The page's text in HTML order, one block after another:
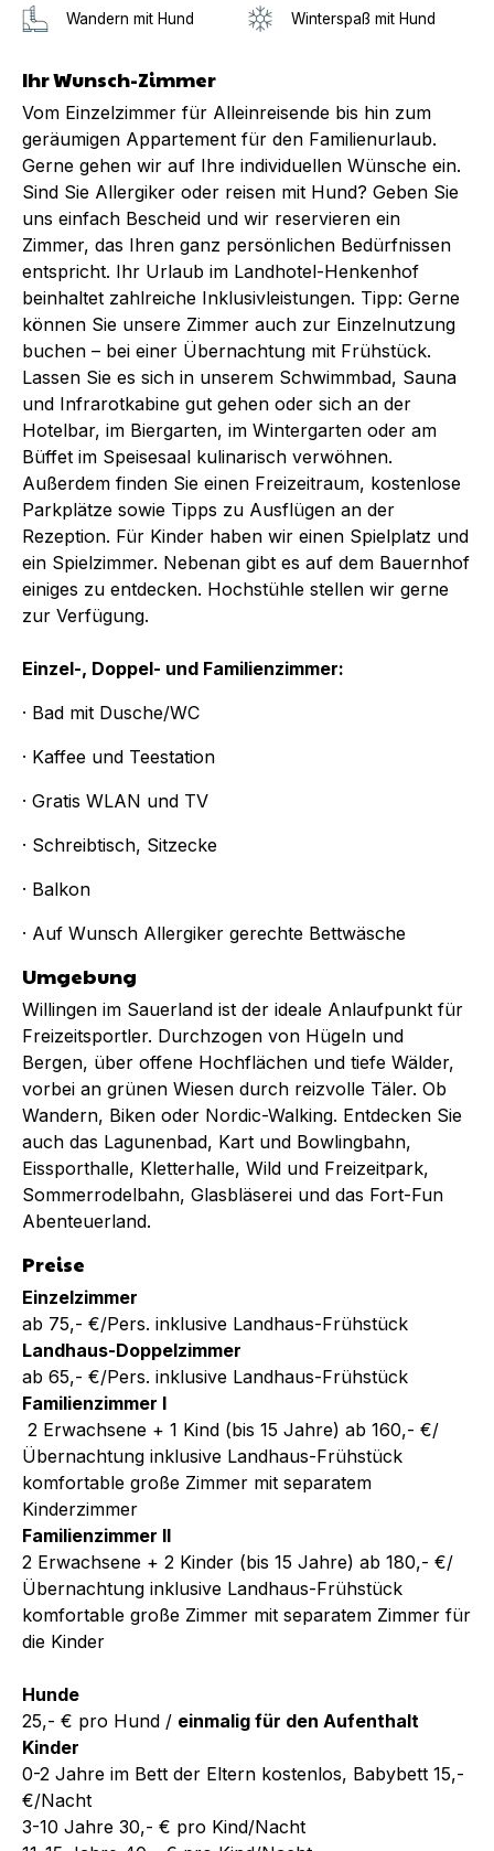
Wandern mit Hund Winterspaß mit Hund
Ihr Wunsch-Zimmer
Vom Einzelzimmer für Alleinreisende bis hin zum
geräumigen Appartement für den Familienurlaub.
Gerne gehen wir auf Ihre individuellen Wünsche ein.
Sind Sie Allergiker oder reisen mit Hund? Geben Sie
uns einfach Bescheid und wir reservieren ein
Zimmer, das Ihren ganz persönlichen Bedürfnissen
entspricht. Ihr Urlaub im Landhotel-Henkenhof
beinhaltet zahlreiche Inklusivleistungen. Tipp: Gerne
können Sie unsere Zimmer auch zur Einzelnutzung
buchen – bei einer Übernachtung mit Frühstück.
Lassen Sie es sich in unserem Schwimmbad, Sauna
und Infrarotkabine gut gehen oder sich an der
Hotelbar, im Biergarten, im Wintergarten oder am
Büffet im Speisesaal kulinarisch verwöhnen.
Außerdem finden Sie einen Freizeitraum, kostenlose
Parkplätze sowie Tipps zu Ausflügen an der
Rezeption. Für Kinder haben wir einen Spielplatz und
ein Spielzimmer. Nebenan gibt es auf dem Bauernhof
einiges zu entdecken. Hochstühle stellen wir gerne
zur Verfügung.
Einzel-, Doppel- und Familienzimmer:
· Bad mit Dusche/WC
· Kaffee und Teestation
· Gratis WLAN und TV
· Schreibtisch, Sitzecke
· Balkon
· Auf Wunsch Allergiker gerechte Bettwäsche
Umgebung
Willingen im Sauerland ist der ideale Anlaufpunkt für
Freizeitsportler. Durchzogen von Hügeln und
Bergen, über offene Hochflächen und tiefe Wälder,
vorbei an grünen Wiesen durch reizvolle Täler. Ob
Wandern, Biken oder Nordic-Walking. Entdecken Sie
auch das Lagunenbad, Kart und Bowlingbahn,
Eissporthalle, Kletterhalle, Wild und Freizeitpark,
Sommerrodelbahn, Glasbläserei und das Fort-Fun
Abenteuerland.
Preise
Einzelzimmer
ab 75,- €/Pers. inklusive Landhaus-Frühstück
Landhaus-Doppelzimmer
ab 65,- €/Pers. inklusive Landhaus-Frühstück
Familienzimmer I
2 Erwachsene + 1 Kind (bis 15 Jahre) ab 160,- €/
Übernachtung inklusive Landhaus-Frühstück
komfortable große Zimmer mit separatem
Kinderzimmer
Familienzimmer II
2 Erwachsene + 2 Kinder (bis 15 Jahre) ab 180,- €/
Übernachtung inklusive Landhaus-Frühstück
komfortable große Zimmer mit separatem Zimmer für
die Kinder
Hunde
25,- € pro Hund / einmalig für den Aufenthalt
Kinder
0-2 Jahre im Bett der Eltern kostenlos, Babybett 15,-
€/Nacht
3-10 Jahre 30,- € pro Kind/Nacht